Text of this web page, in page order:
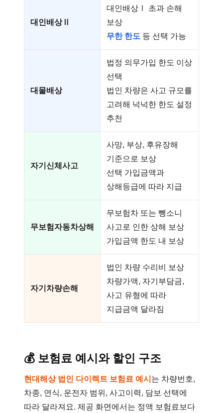
대인배상Ⅱ
대인배상Ⅰ 초과 손해
보상
무한 한도 등 선택 가능
대물배상
법정 의무가입 한도 이상
선택
법인 차량은 사고 규모를
고려해 넉넉한 한도 설정
추천
자기신체사고
사망, 부상, 후유장해
기준으로 보상
선택 가입금액과
상해등급에 따라 지급
무보험자동차상해
무보험차 또는 뺑소니
사고로 인한 상해 보상
가입금액 한도 내 보상
자기차량손해
법인 차량 수리비 보상
차량가액, 자기부담금,
사고 유형에 따라
지급금액 달라짐
💰 보험료 예시와 할인 구조
현대해상 법인 다이렉트 보험료 예시 는 차량번호,
차종, 연식, 운전자 범위, 사고이력, 담보 선택에
따라 달라져요. 제공 화면에서는 정액 보험료보다